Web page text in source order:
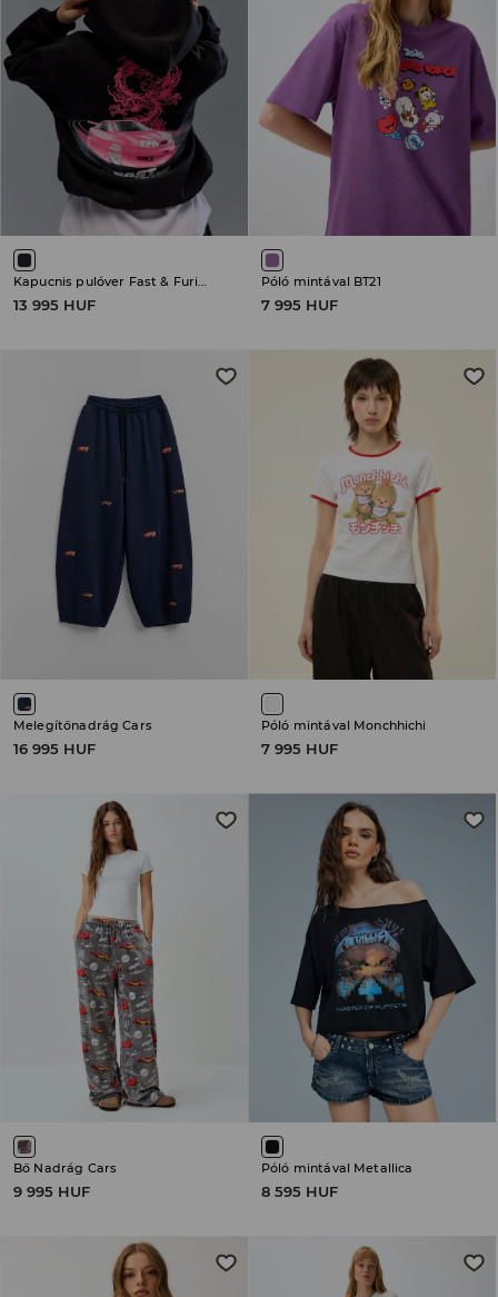
Kapucnis pulóver Fast & Furious
13 995 HUF
Póló mintával BT21
7 995 HUF
Melegítőnadrág Cars
16 995 HUF
Póló mintával Monchhichi
7 995 HUF
Bő Nadrág Cars
9 995 HUF
Póló mintával Metallica
8 595 HUF